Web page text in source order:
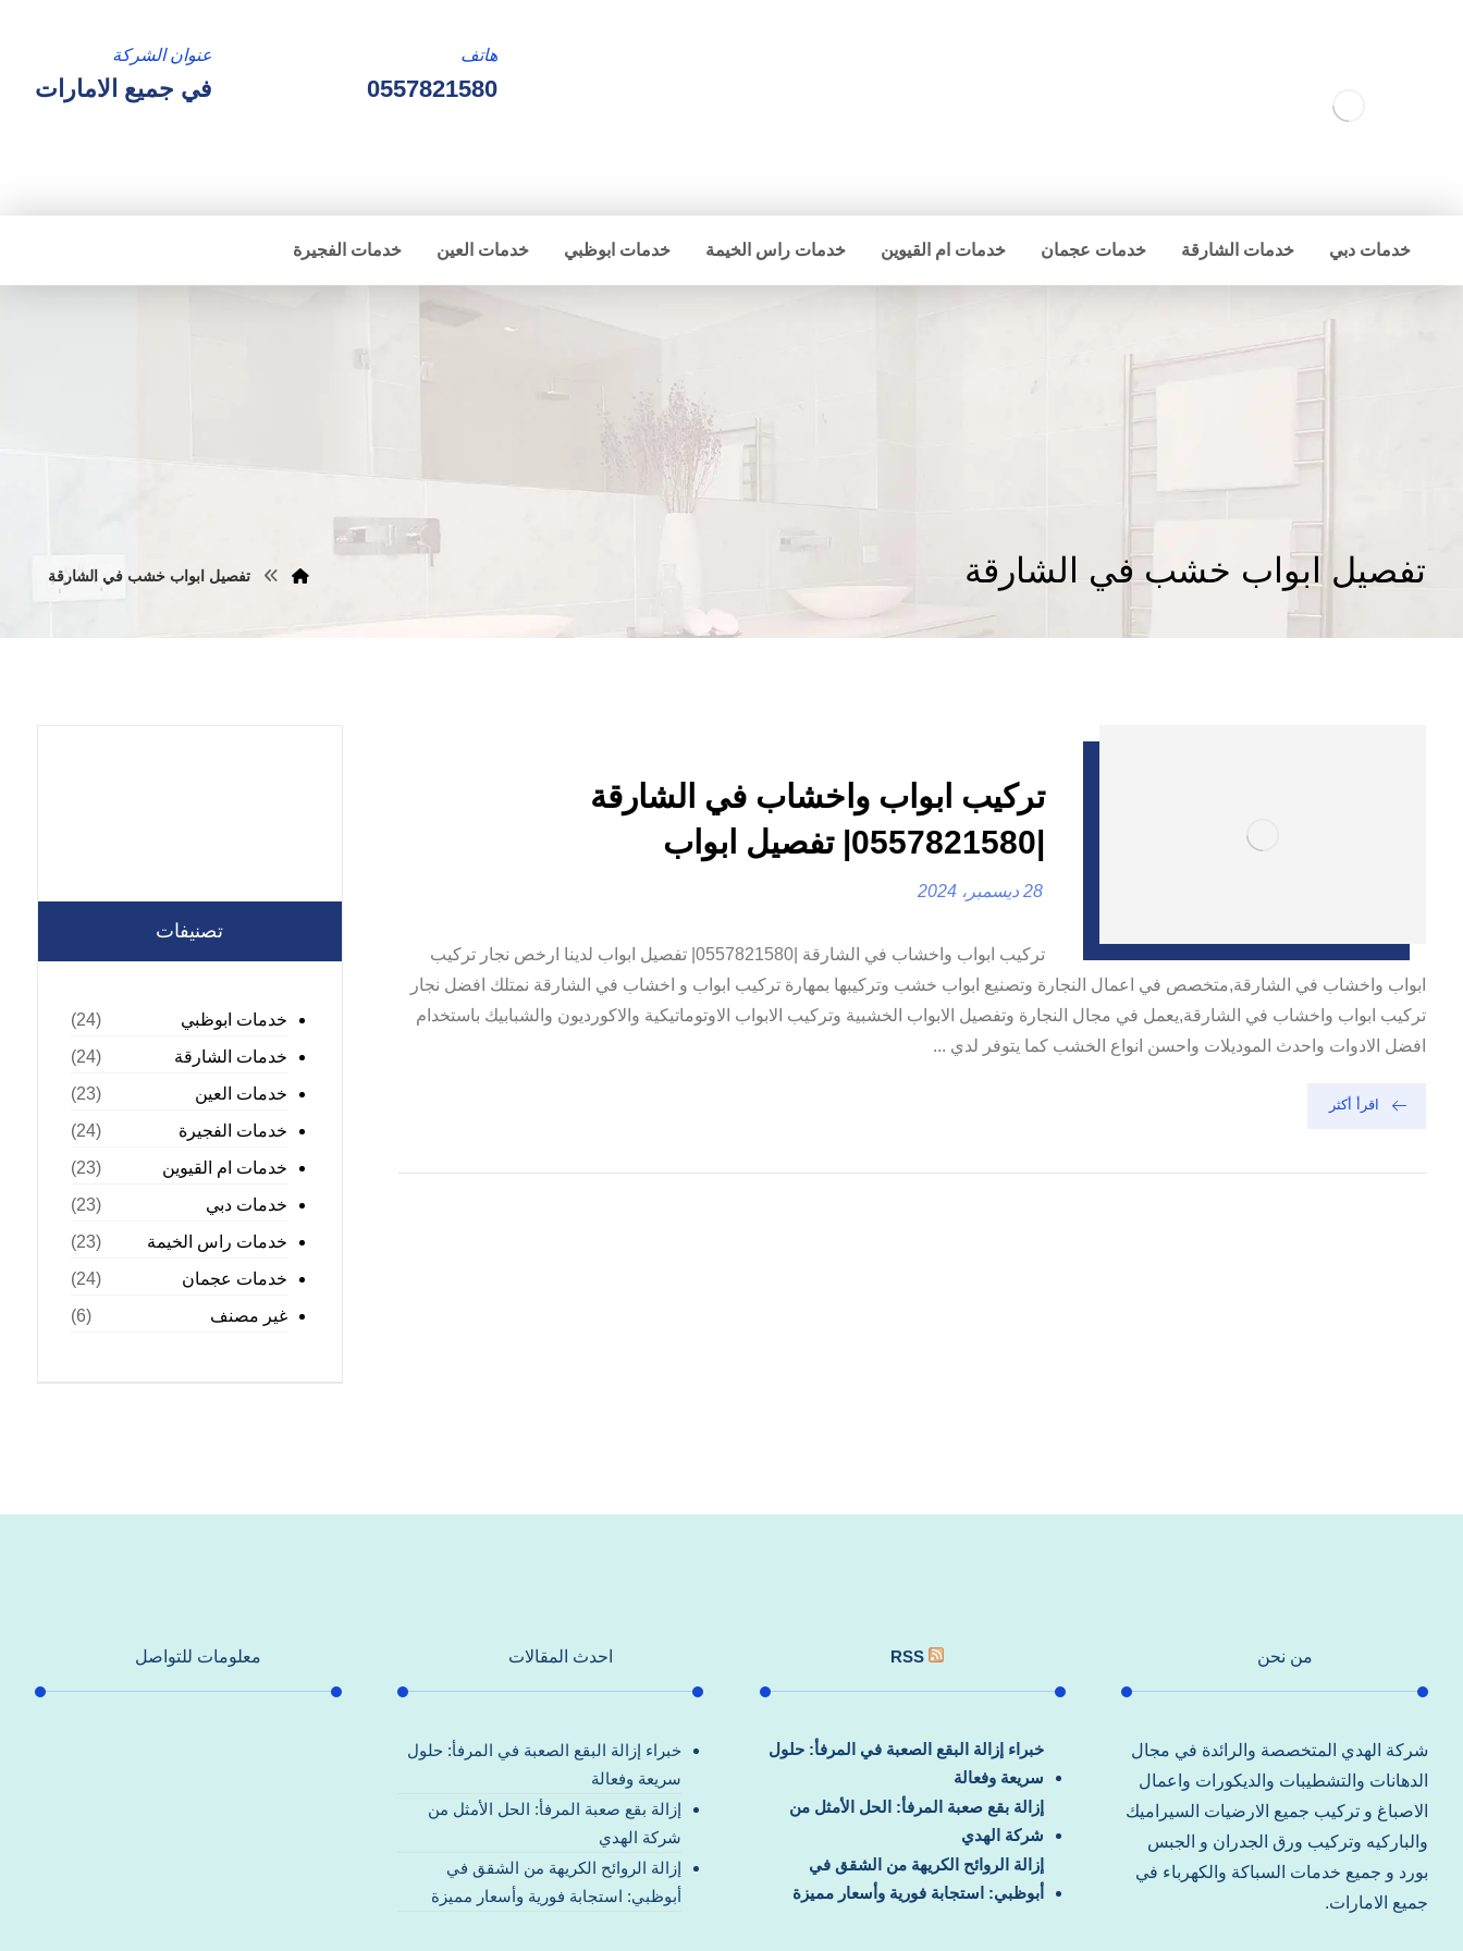
عنوان الشركة
في جميع الامارات
هاتف
0557821580
خدمات دبي خدمات الشارقة خدمات عجمان خدمات ام القيوين خدمات راس الخيمة خدمات ابوظبي خدمات العين خدمات الفجيرة
تفصيل ابواب خشب في الشارقة تفصيل ابواب خشب في الشارقة
تركيب ابواب واخشاب في الشارقة
|0557821580| تفصيل ابواب
28 ديسمبر، 2024
تركيب ابواب واخشاب في الشارقة |0557821580| تفصيل ابواب لدينا ارخص نجار تركيب
ابواب واخشاب في الشارقة,متخصص في اعمال النجارة وتصنيع ابواب خشب وتركيبها بمهارة تركيب ابواب و اخشاب في الشارقة نمتلك افضل نجار
تركيب ابواب واخشاب في الشارقة,يعمل في مجال النجارة وتفصيل الابواب الخشبية وتركيب الابواب الاوتوماتيكية والاكورديون والشبابيك باستخدام
افضل الادوات واحدث الموديلات واحسن انواع الخشب كما يتوفر لدي ...
اقرأ أكثر
تصنيفات
خدمات ابوظبي
(24)
خدمات الشارقة
(24)
خدمات العين
(23)
خدمات الفجيرة
(24)
خدمات ام القيوين
(23)
خدمات دبي
(23)
خدمات راس الخيمة
(23)
خدمات عجمان
(24)
غير مصنف
(6)
من نحن
شركة الهدي المتخصصة والرائدة في مجال
الدهانات والتشطيبات والديكورات واعمال
الاصباغ و تركيب جميع الارضيات السيراميك
والباركيه وتركيب ورق الجدران و الجبس
بورد و جميع خدمات السباكة والكهرباء في
جميع الامارات.
RSS
خبراء إزالة البقع الصعبة في المرفأ: حلول
سريعة وفعالة
إزالة بقع صعبة المرفأ: الحل الأمثل من
شركة الهدي
إزالة الروائح الكريهة من الشقق في
أبوظبي: استجابة فورية وأسعار مميزة
احدث المقالات
خبراء إزالة البقع الصعبة في المرفأ: حلول
سريعة وفعالة
إزالة بقع صعبة المرفأ: الحل الأمثل من
شركة الهدي
إزالة الروائح الكريهة من الشقق في
أبوظبي: استجابة فورية وأسعار مميزة
معلومات للتواصل